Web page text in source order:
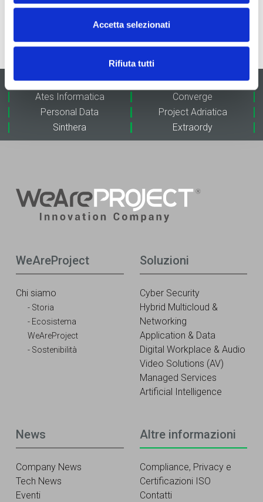
Accetta selezionati
Rifiuta tutti
Project Informatica
3P Technologies
Ates Informatica
Converge
Personal Data
Project Adriatica
Sinthera
Extraordy
WeAreProject
Chi siamo
Storia
Ecosistema
WeAreProject
Sostenibilità
Soluzioni
Cyber Security
Hybrid Multicloud &
Networking
Application & Data
Digital Workplace & Audio
Video Solutions (AV)
Managed Services
Artificial Intelligence
News
Company News
Tech News
Eventi
Altre informazioni
Compliance, Privacy e
Certificazioni ISO
Contatti